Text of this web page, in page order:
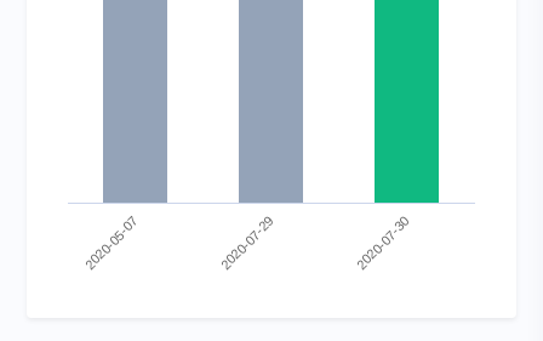
2020-05-07 2020-07-29 2020-07-30